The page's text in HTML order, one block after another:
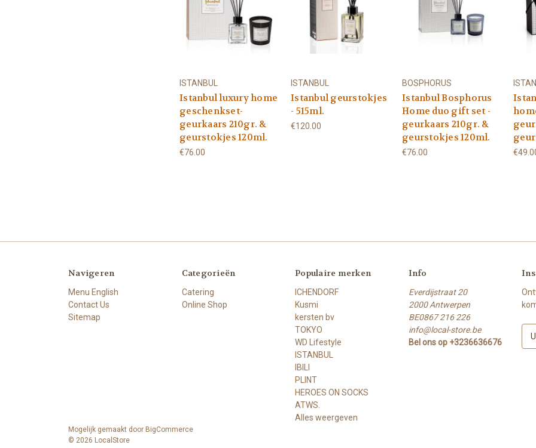
ISTANBUL
Istanbul luxury home
geschenkset-
geurkaars 210gr. &
geurstokjes 120ml.
€76.00
ISTANBUL
Istanbul geurstokjes
- 515ml.
€120.00
BOSPHORUS
Istanbul Bosphorus
Home duo gift set -
geurkaars 210gr. &
geurstokjes 120ml.
€76.00
Navigeren
Menu English
Contact Us
Sitemap
Categorieën
Catering
Online Shop
Populaire merken
ICHENDORF
Kusmi
kersten bv
TOKYO
WD Lifestyle
ISTANBUL
IBILI
PLINT
HEROES ON SOCKS
ATWS.
Alles weergeven
Info
Everdijstraat 20
2000 Antwerpen
BE0867 216 226
info@local-store.be
Bel ons op +3236636676
Mogelijk gemaakt door BigCommerce
© 2026 LocalStore